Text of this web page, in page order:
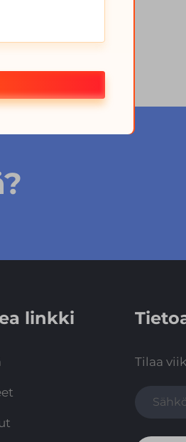
linkki
Tilaa